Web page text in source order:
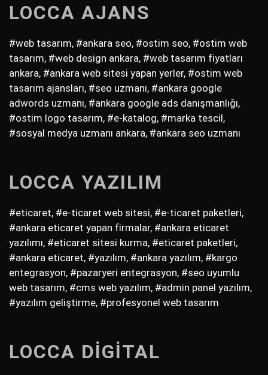
LOCCA AJANS
#web tasarım, #ankara seo, #ostim seo, #ostim web
tasarım, #web design ankara, #web tasarım fiyatları
ankara, #ankara web sitesi yapan yerler, #ostim web
tasarım ajansları, #seo uzmanı, #ankara google
adwords uzmanı, #ankara google ads danışmanlığı,
#ostim logo tasarım, #e-katalog, #marka tescil,
#sosyal medya uzmanı ankara, #ankara seo uzmanı
LOCCA YAZILIM
#eticaret, #e-ticaret web sitesi, #e-ticaret paketleri,
#ankara eticaret yapan firmalar, #ankara eticaret
yazılımı, #eticaret sitesi kurma, #eticaret paketleri,
#ankara eticaret, #yazılım, #ankara yazılım, #kargo
entegrasyon, #pazaryeri entegrasyon, #seo uyumlu
web tasarım, #cms web yazılım, #admin panel yazılım,
#yazılım geliştirme, #profesyonel web tasarım
LOCCA DİGİTAL